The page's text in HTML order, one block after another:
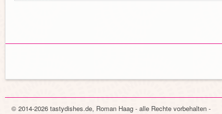
© 2014-2026 tastydishes.de, Roman Haag - alle Rechte vorbehalten -